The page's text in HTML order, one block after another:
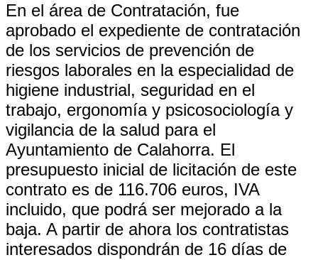
En el área de Contratación, fue
aprobado el expediente de contratación
de los servicios de prevención de
riesgos laborales en la especialidad de
higiene industrial, seguridad en el
trabajo, ergonomía y psicosociología y
vigilancia de la salud para el
Ayuntamiento de Calahorra. El
presupuesto inicial de licitación de este
contrato es de 116.706 euros, IVA
incluido, que podrá ser mejorado a la
baja. A partir de ahora los contratistas
interesados dispondrán de 16 días de